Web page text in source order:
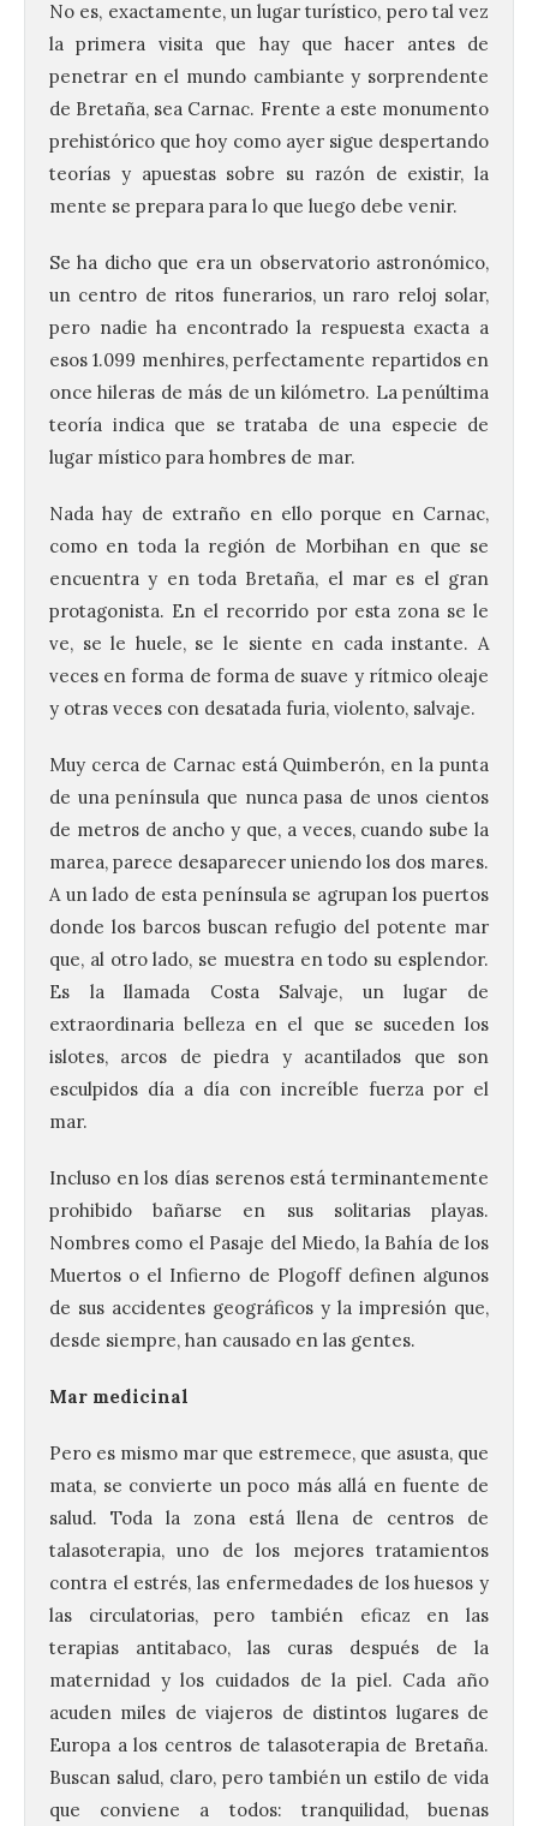
No es, exactamente, un lugar turístico, pero tal vez
la primera visita que hay que hacer antes de
penetrar en el mundo cambiante y sorprendente
de Bretaña, sea Carnac. Frente a este monumento
prehistórico que hoy como ayer sigue despertando
teorías y apuestas sobre su razón de existir, la
mente se prepara para lo que luego debe venir.
Se ha dicho que era un observatorio astronómico,
un centro de ritos funerarios, un raro reloj solar,
pero nadie ha encontrado la respuesta exacta a
esos 1.099 menhires, perfectamente repartidos en
once hileras de más de un kilómetro. La penúltima
teoría indica que se trataba de una especie de
lugar místico para hombres de mar.
Nada hay de extraño en ello porque en Carnac,
como en toda la región de Morbihan en que se
encuentra y en toda Bretaña, el mar es el gran
protagonista. En el recorrido por esta zona se le
ve, se le huele, se le siente en cada instante. A
veces en forma de forma de suave y rítmico oleaje
y otras veces con desatada furia, violento, salvaje.
Muy cerca de Carnac está Quimberón, en la punta
de una península que nunca pasa de unos cientos
de metros de ancho y que, a veces, cuando sube la
marea, parece desaparecer uniendo los dos mares.
A un lado de esta península se agrupan los puertos
donde los barcos buscan refugio del potente mar
que, al otro lado, se muestra en todo su esplendor.
Es la llamada Costa Salvaje, un lugar de
extraordinaria belleza en el que se suceden los
islotes, arcos de piedra y acantilados que son
esculpidos día a día con increíble fuerza por el
mar.
Incluso en los días serenos está terminantemente
prohibido bañarse en sus solitarias playas.
Nombres como el Pasaje del Miedo, la Bahía de los
Muertos o el Infierno de Plogoff definen algunos
de sus accidentes geográficos y la impresión que,
desde siempre, han causado en las gentes.
Mar medicinal
Pero es mismo mar que estremece, que asusta, que
mata, se convierte un poco más allá en fuente de
salud. Toda la zona está llena de centros de
talasoterapia, uno de los mejores tratamientos
contra el estrés, las enfermedades de los huesos y
las circulatorias, pero también eficaz en las
terapias antitabaco, las curas después de la
maternidad y los cuidados de la piel. Cada año
acuden miles de viajeros de distintos lugares de
Europa a los centros de talasoterapia de Bretaña.
Buscan salud, claro, pero también un estilo de vida
que conviene a todos: tranquilidad, buenas